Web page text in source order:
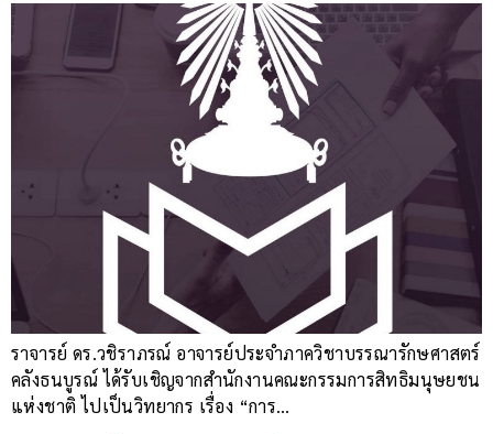
ราจารย์ ดร.วชิราภรณ์ อาจารย์ประจำภาควิชาบรรณารักษศาสตร์
คลังธนบูรณ์ ได้รับเชิญจากสำนักงานคณะกรรมการสิทธิมนุษยชน
แห่งชาติ ไปเป็นวิทยากร เรื่อง “การ…